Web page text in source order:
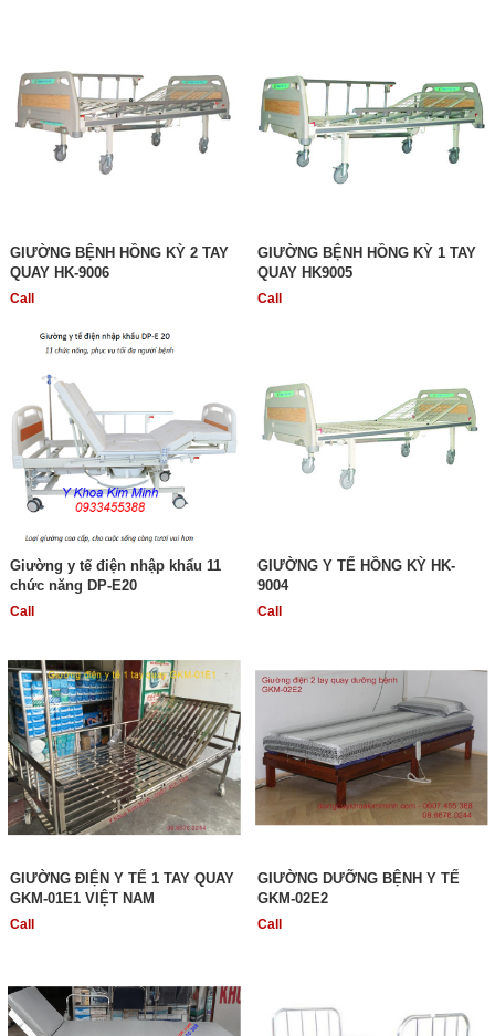
GIƯỜNG BỆNH HỒNG KỲ 2 TAY
QUAY HK-9006
Call
GIƯỜNG BỆNH HỒNG KỲ 1 TAY
QUAY HK9005
Call
Giường y tế điện nhập khẩu 11
chức năng DP-E20
Call
GIƯỜNG Y TẾ HỒNG KỲ HK-
9004
Call
GIƯỜNG ĐIỆN Y TẾ 1 TAY QUAY
GKM-01E1 VIỆT NAM
Call
GIƯỜNG DƯỠNG BỆNH Y TẾ
GKM-02E2
Call